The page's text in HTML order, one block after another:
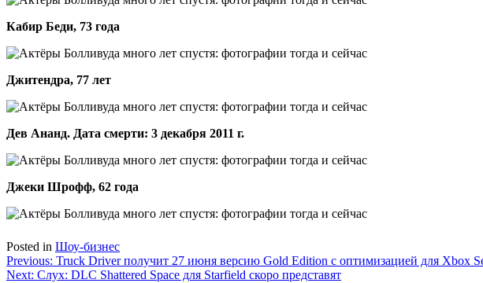
Кабир Беди, 73 года
Джитендра, 77 лет
Дев Ананд. Дата смерти: 3 декабря 2011 г.
Джеки Шрофф, 62 года
Posted in Шоу-бизнес
Навигация
Previous: Truck Driver получит 27 июня версию Gold Edition с оптимизацией для Xbox
Next: Слух: DLC Shattered Space для Starfield скоро представят